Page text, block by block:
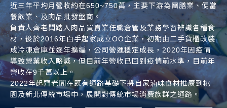
企業專案融資
個人融資
房屋副擔保融資
常見問題
近三年平均月營收約在650~750萬，主要下游為團膳業、便當
餐飲業、及肉品批發盤商。
負責人齊老闆踏入肉品買賣業任職倉管及業務學習辨識各種食
材，後於2016年白手起家成立OO企業，初期由二手貨櫃改裝
成冷凍倉庫並逐年擴編，公司營運穩定成長，2020年因疫情
導致營業收入略減，但目前年營收已回到疫情前水準，目前年
營收在9千萬以上。
2022年起齊老闆在既有通路基礎下將自家滷味食材推廣到桃
園及新北傳統市場中，展開對傳統市場消費族群之通路。